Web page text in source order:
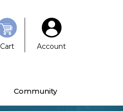
Cart Account
Community